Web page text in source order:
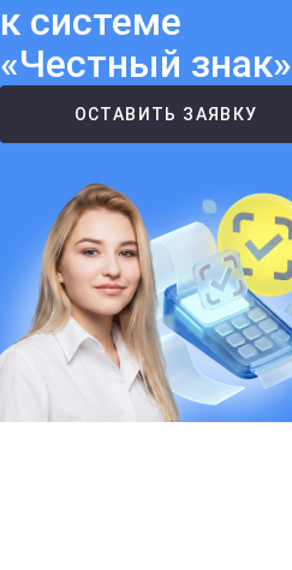
к системе
«Честный знак»
ОСТАВИТЬ ЗАЯВКУ